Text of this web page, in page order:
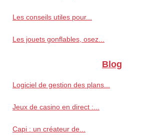
Les conseils utiles pour...
Les jouets gonflables, osez...
Blog
Logiciel de gestion des plans...
Jeux de casino en direct :...
Capi : un créateur de...